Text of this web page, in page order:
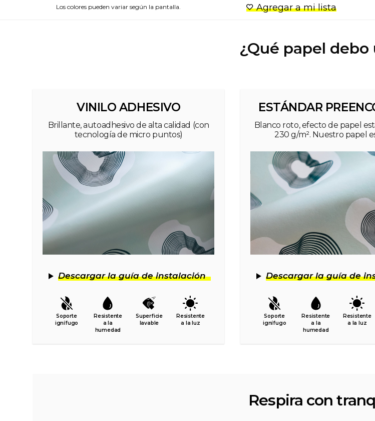
Los colores pueden variar según la pantalla. Agregar a mi lista
¿Qué papel debo
VINILO ADHESIVO
Brillante, autoadhesivo de alta calidad (con
tecnología de micro puntos)
Descargar la guía de instalación
Soporte
ignífugo
Resistente
a la
humedad
Superficie
lavable
Resistente
a la luz
ESTÁNDAR
Blanco roto, efecto de papel
230 g/m². Nuestro papel
Descargar la guía de
Soporte
ignífugo
Resistente
a la
humedad
Resistente
a la luz
Respira con